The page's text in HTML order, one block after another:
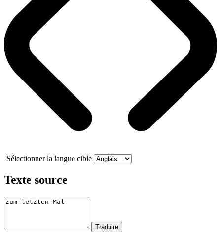
Sélectionner la langue cible
Texte source